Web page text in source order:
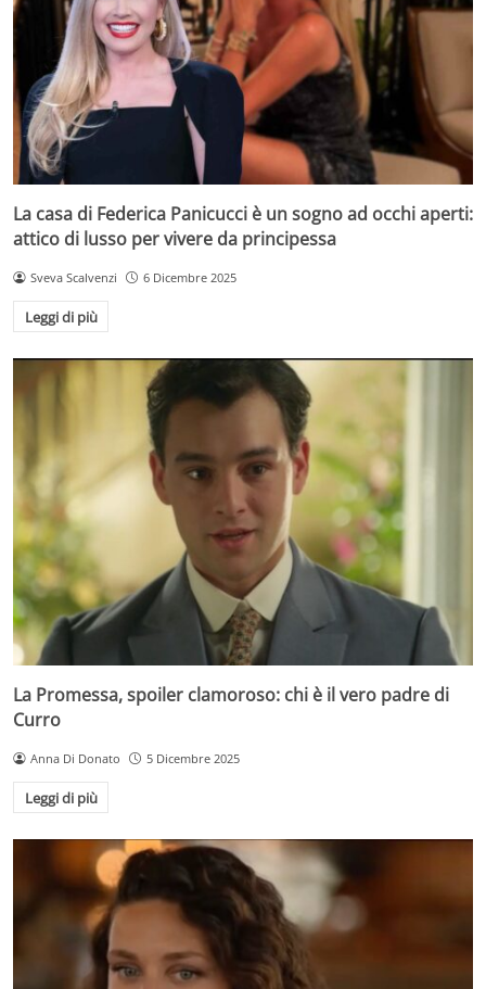
La casa di Federica Panicucci è un sogno ad occhi aperti:
attico di lusso per vivere da principessa
Sveva Scalvenzi 6 Dicembre 2025
Leggi di più
La Promessa, spoiler clamoroso: chi è il vero padre di
Curro
Anna Di Donato 5 Dicembre 2025
Leggi di più